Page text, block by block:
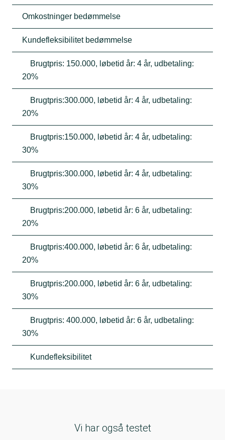
Omkostninger bedømmelse
Kundefleksibilitet bedømmelse
Brugtpris: 150.000, løbetid år: 4 år, udbetaling:
20%
Brugtpris:300.000, løbetid år: 4 år, udbetaling:
20%
Brugtpris:150.000, løbetid år: 4 år, udbetaling:
30%
Brugtpris:300.000, løbetid år: 4 år, udbetaling:
30%
Brugtpris:200.000, løbetid år: 6 år, udbetaling:
20%
Brugtpris:400.000, løbetid år: 6 år, udbetaling:
20%
Brugtpris:200.000, løbetid år: 6 år, udbetaling:
30%
Brugtpris: 400.000, løbetid år: 6 år, udbetaling:
30%
Kundefleksibilitet
Vi har også testet